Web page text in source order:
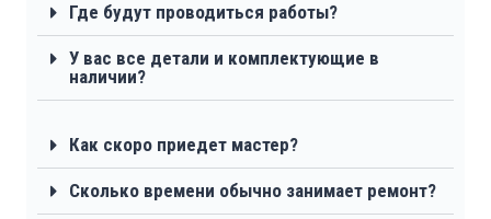
Где будут проводиться работы?
У вас все детали и комплектующие в
наличии?
Как скоро приедет мастер?
Сколько времени обычно занимает ремонт?